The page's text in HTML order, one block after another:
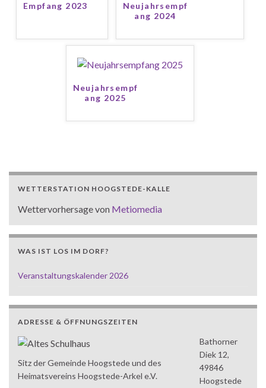
Empfang 2023
Neujahrsempf
ang 2024
Neujahrsempf
ang 2025
WETTERSTATION HOOGSTEDE-KALLE
Wettervorhersage von Metiomedia
WAS IST LOS IM DORF?
Veranstaltungskalender 2026
ADRESSE & ÖFFNUNGSZEITEN
Sitz der Gemeinde Hoogstede und des
Heimatsvereins Hoogstede-Arkel e.V.
Bathorner
Diek 12,
49846
Hoogstede